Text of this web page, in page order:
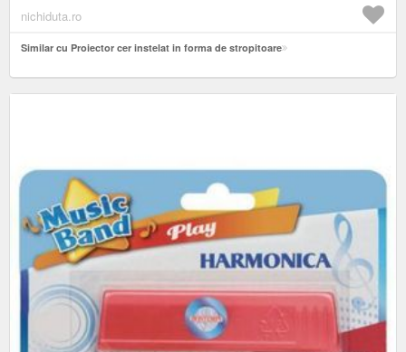
nichiduta.ro
Similar cu Proiector cer instelat in forma de stropitoare